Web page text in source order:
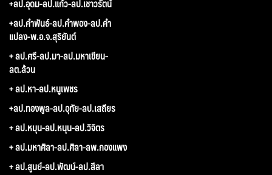
+ลป.อุดม-ลป.แก้ว-ลป.เชาวรัตน์
+ลป.คำพันธ์-ลป.คำพอง-ลป.คำ
แปลง-พ.อ.จ.สุริยันต์
+ ลป.ศรี-ลป.มา-ลป.มหาเขียน-
ลต.ล้วน
+ ลป.หา-ลป.หนูเพชร
+ลป.ทองพูล-ลป.อุทัย-ลป.เสถียร
+ ลป.หมุน-ลป.หนุน-ลป.วิจิตร
+ ลป.มหาศิลา-ลป.ศิลา-ลพ.กองแพง
+ ลป.สูนย์-ลป.พัฒน์-ลป.สีลา